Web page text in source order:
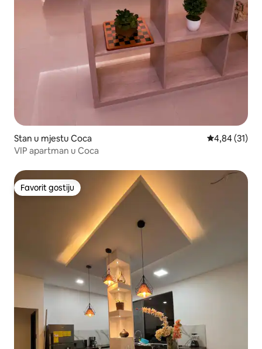
Stan u mjestu Coca Prosječna
4,84 (31)
VIP apartman u Coca
Favorit gostiju
Favorit gostiju